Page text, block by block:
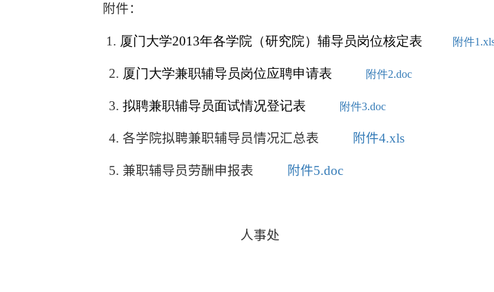
附件：
1. 厦门大学2013年各学院（研究院）辅导员岗位核定表 附件
2. 厦门大学兼职辅导员岗位应聘申请表 附件2.doc
3. 拟聘兼职辅导员面试情况登记表 附件3.doc
4. 各学院拟聘兼职辅导员情况汇总表 附件4.xls
5. 兼职辅导员劳酬申报表 附件5.doc
人事处